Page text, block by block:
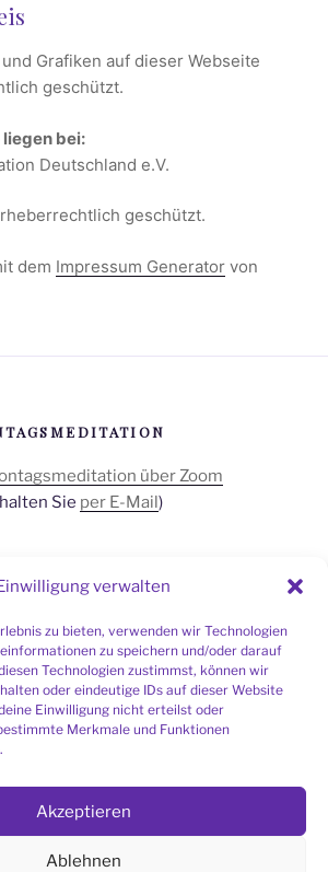
verwalten
zu bieten, verwenden wir Technologien
zu speichern und/oder darauf
Technologien zustimmst, können wir
oder eindeutige IDs auf dieser Website
Einwilligung nicht erteilst oder
Merkmale und Funktionen
Akzeptieren
Ablehnen
Grafiken auf dieser Webseite
geschützt.
bei:
Deutschland e.V.
geschützt.
dem Impressum Generator von
über Zoom
Sie per E-Mail )
MEDITATIONSGRUPPE IN
den Bau der Meditationshalle